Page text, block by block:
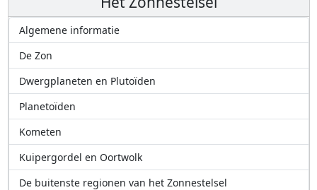
Algemene informatie
De Zon
Dwergplaneten en Plutoïden
Planetoïden
Kometen
Kuipergordel en Oortwolk
De buitenste regionen van het Zonnestelsel